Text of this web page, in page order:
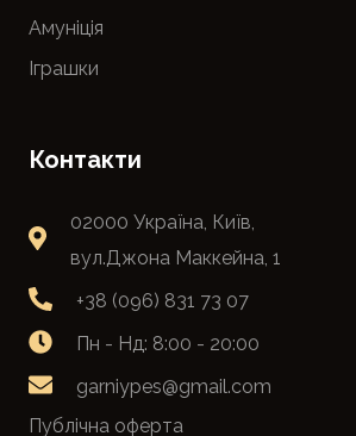
Амуніція
Іграшки
Контакти
02000 Україна, Київ,
вул.Джона Маккейна, 1
+38 (096) 831 73 07
Пн - Нд: 8:00 - 20:00
garniypes@gmail.com
Публічна оферта